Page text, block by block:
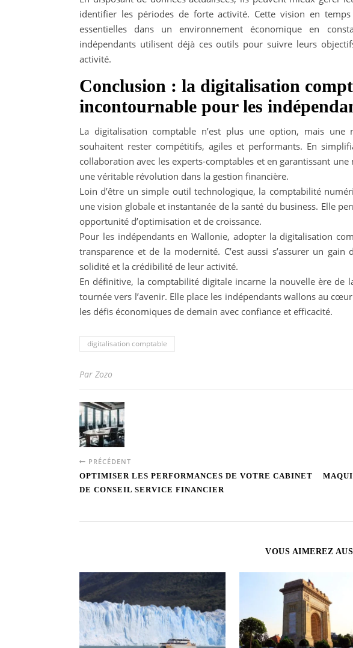
identifier les périodes de forte activité. Cette vision en
essentielles dans un environnement économique en
indépendants utilisent déjà ces outils pour suivre leurs
activité.
Conclusion : la digitalisation
incontournable pour les
La digitalisation comptable n’est plus une option, mais une
souhaitent rester compétitifs, agiles et performants. En
collaboration avec les experts-comptables et en garantissant
une véritable révolution dans la gestion financière.
Loin d’être un simple outil technologique, la comptabilité
une vision globale et instantanée de la santé du business. Elle
opportunité d’optimisation et de croissance.
Pour les indépendants en Wallonie, adopter la digitalisation
transparence et de la modernité. C’est aussi s’assurer un
solidité et la crédibilité de leur activité.
En définitive, la comptabilité digitale incarne la nouvelle ère de
tournée vers l’avenir. Elle place les indépendants wallons au
les défis économiques de demain avec confiance et efficacité.
digitalisation comptable
Par Zozo
PRÉCÉDENT
OPTIMISER LES PERFORMANCES DE VOTRE CABINET
DE CONSEIL SERVICE FINANCIER
VOUS AIMEREZ